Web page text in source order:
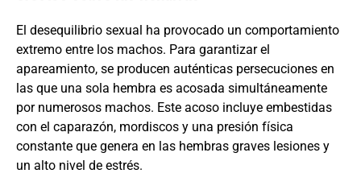
El desequilibrio sexual ha provocado un comportamiento
extremo entre los machos. Para garantizar el
apareamiento, se producen auténticas persecuciones en
las que una sola hembra es acosada simultáneamente
por numerosos machos. Este acoso incluye embestidas
con el caparazón, mordiscos y una presión física
constante que genera en las hembras graves lesiones y
un alto nivel de estrés.